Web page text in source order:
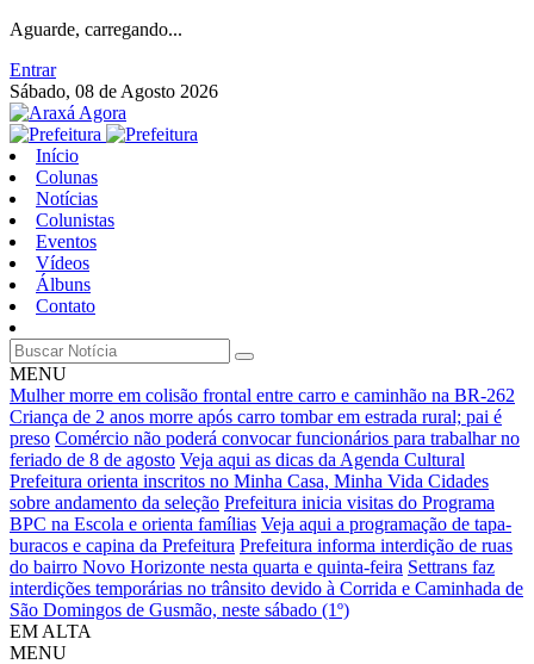
Aguarde, carregando...
Entrar
Sábado, 08 de Agosto 2026
Início
Colunas
Notícias
Colunistas
Eventos
Vídeos
Álbuns
Contato
MENU
Mulher morre em colisão frontal entre carro e caminhão na BR-262
Criança de 2 anos morre após carro tombar em estrada rural; pai é
preso Comércio não poderá convocar funcionários para trabalhar no
feriado de 8 de agosto Veja aqui as dicas da Agenda Cultural
Prefeitura orienta inscritos no Minha Casa, Minha Vida Cidades
sobre andamento da seleção Prefeitura inicia visitas do Programa
BPC na Escola e orienta famílias Veja aqui a programação de tapa-
buracos e capina da Prefeitura Prefeitura informa interdição de ruas
do bairro Novo Horizonte nesta quarta e quinta-feira Settrans faz
interdições temporárias no trânsito devido à Corrida e Caminhada de
São Domingos de Gusmão, neste sábado (1º)
EM ALTA
MENU